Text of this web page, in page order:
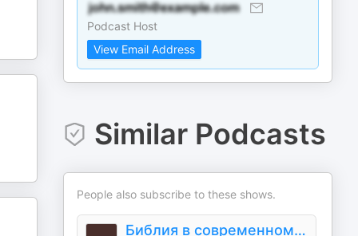
Podcast Host
View Email Address
Similar Podcasts
People also subscribe to these shows.
Библия в современном русском переводе